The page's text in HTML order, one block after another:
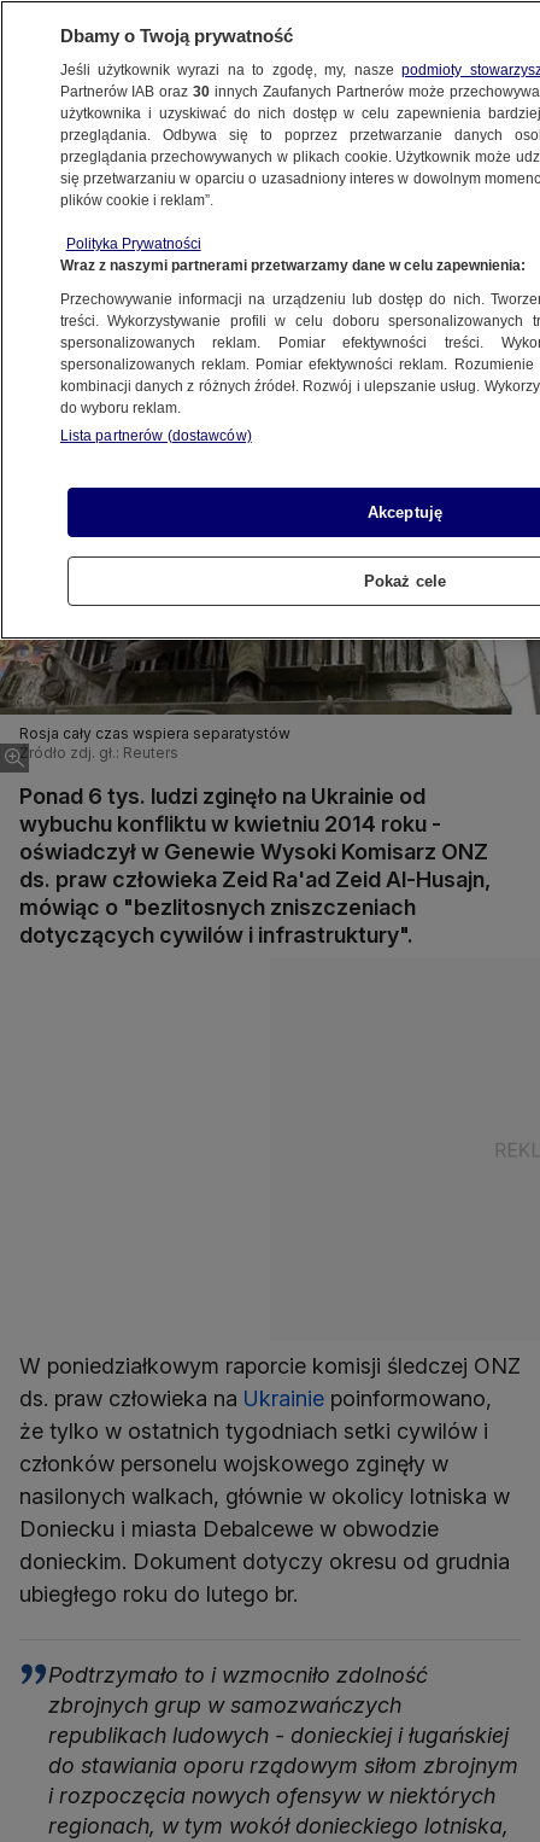
ŚWIAT
separatystom na ofensywę
2.03.2015, 10:36Aktualizacja: 2.03.2015, 10:56
Udostępnij
Rosja cały czas wspiera separatystów
Źródło zdj. gł.: Reuters
Ponad 6 tys. ludzi zginęło na Ukrainie od
wybuchu konfliktu w kwietniu 2014 roku -
oświadczył w Genewie Wysoki Komisarz ONZ
ds. praw człowieka Zeid Ra'ad Zeid Al-Husajn,
mówiąc o "bezlitosnych zniszczeniach
dotyczących cywilów i infrastruktury".
W poniedziałkowym raporcie komisji śledczej ONZ
ds. praw człowieka na Ukrainie poinformowano,
że tylko w ostatnich tygodniach setki cywilów i
członków personelu wojskowego zginęły w
nasilonych walkach, głównie w okolicy lotniska w
Doniecku i miasta Debalcewe w obwodzie
donieckim. Dokument dotyczy okresu od grudnia
ubiegłego roku do lutego br.
Podtrzymało to i wzmocniło zdolność
zbrojnych grup w samozwańczych
republikach ludowych - donieckiej i ługańskiej
do stawiania oporu rządowym siłom zbrojnym
i rozpoczęcia nowych ofensyw w niektórych
regionach, w tym wokół donieckiego lotniska,
Dbamy o Twoją prywatność
Jeśli użytkownik wyrazi na to zgodę, my, naszepodmioty
Partnerów IAB oraz30 innych Zaufanych Partnerów może
użytkownika i uzyskiwać do nich dostęp w celu zapewnienia
przeglądania. Odbywa się to poprzez przetwarzanie danych
przeglądania przechowywanych w plikach cookie. Użytkownik może
się przetwarzaniu w oparciu o uzasadniony interes w dowolnym
plików cookie i reklam”.
Polityka Prywatności
Wraz z naszymi partnerami przetwarzamy dane w celu zapewnienia:
Przechowywanie informacji na urządzeniu lub dostęp do nich.
treści. Wykorzystywanie profili w celu doboru spersonalizowanych
spersonalizowanych reklam. Pomiar efektywności treści.
spersonalizowanych reklam. Pomiar efektywności reklam.
kombinacji danych z różnych źródeł. Rozwój i ulepszanie usług.
do wyboru reklam.
Lista partnerów (dostawców)
Akceptuję
Pokaż cele